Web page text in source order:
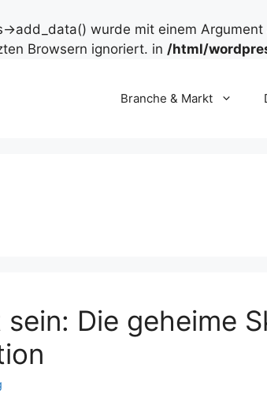
>add_data() wurde mit einem
Browsern ignoriert. in /html/
Branche & Markt
Die geheime